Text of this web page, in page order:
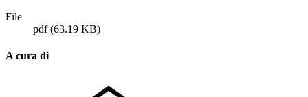
File
pdf(63.19 KB)
A cura di